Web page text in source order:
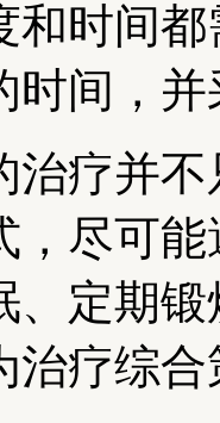
和时间
时间，
治疗并
，尽可
、定期
治疗综